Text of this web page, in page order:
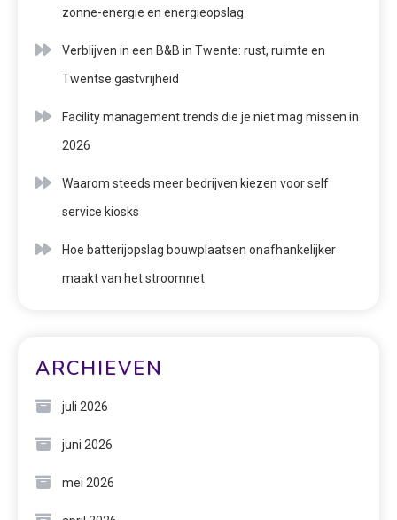
zonne-energie en energieopslag
Verblijven in een B&B in Twente: rust, ruimte en
Twentse gastvrijheid
Facility management trends die je niet mag missen in
2026
Waarom steeds meer bedrijven kiezen voor self
service kiosks
Hoe batterijopslag bouwplaatsen onafhankelijker
maakt van het stroomnet
ARCHIEVEN
juli 2026
juni 2026
mei 2026